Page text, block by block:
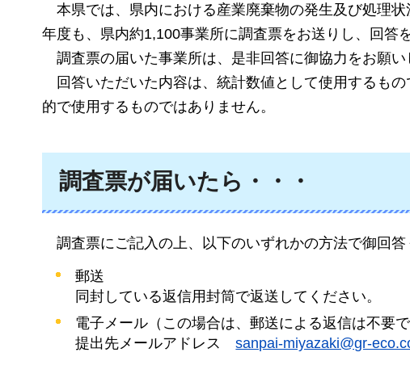
本県では、県内における産業廃棄物の発生及び処理
年度も、県内約1,100事業所に調査票をお送りし、回答
調査票の届いた事業所は、是非回答に御協力をお願い
回答いただいた内容は、統計数値として使用するも
的で使用するものではありません。
調査票が届いたら・・・
調査票にご記入の上、以下のいずれかの方法で御回答
郵送
同封している返信用封筒で返送してください。
電子メール（この場合は、郵送による返信は不要で
提出先メールアドレス
sanpai-miyazaki@gr-